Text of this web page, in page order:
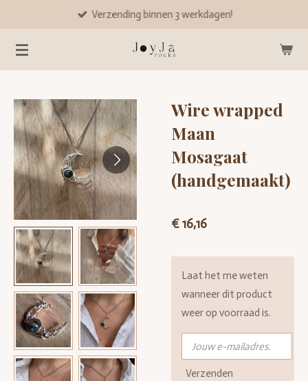
naar
de
Verzending binnen 3 werkdagen!
Wire wrapped
Maan
Mosagaat
(handgemaakt)
€ 16,16
Laat het me weten
wanneer dit product
weer op voorraad is.
Verzenden